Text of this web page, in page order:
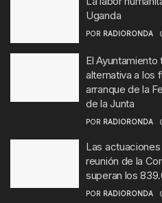
Uganda
POR RADIORONDA
El
alternativa a los
arranque de la
de la Junta
POR RADIORONDA
Las
reunión de la
superan los
POR RADIORONDA